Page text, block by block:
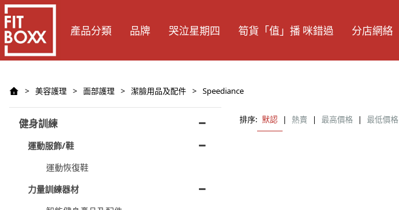
產品分類 品牌 哭泣星期四 筍貨「值」播 咪錯過 分店網絡
> 美容護理 > 面部護理 > 潔臉用品及配件 > Speediance
健身訓練
運動服飾/鞋
運動恢復鞋
力量訓練器材
排序: 默認 | 熱賣 | 最高價格 | 最低價格